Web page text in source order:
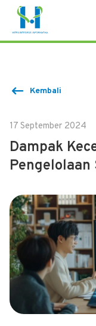
Kembali
17 September 2024
Dampak
Pengelolaan